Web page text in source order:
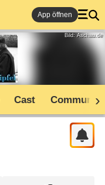
App öffnen
Bild: Aschau.de
Cast Community